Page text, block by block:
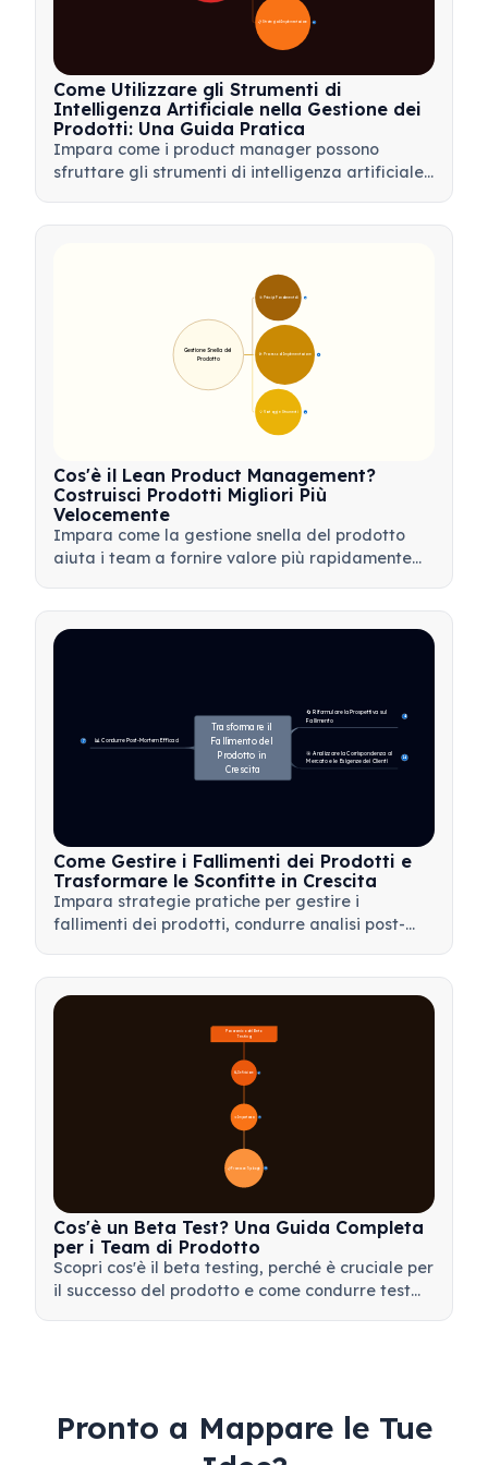
📋 Strategia di Implementazione
Come Utilizzare gli Strumenti di
Intelligenza Artificiale nella Gestione dei
Prodotti: Una Guida Pratica
Impara come i product manager possono
sfruttare gli strumenti di intelligenza artificiale
🎯 Principi Fondamentali 9
🛠️ Processo di Implementazione
💡 Vantaggi e Strumenti 17
Gestione Snella del
Prodotto
Cos'è il Lean Product Management?
Costruisci Prodotti Migliori Più
Velocemente
Impara come la gestione snella del prodotto
aiuta i team a fornire valore più rapidamente
più.
🔄 Riformulare la Prospettiva sul
Fallimento
4
📊 Condurre Post-Mortem Efficaci
7
🎯 Analizzare la Corrispondenza al
Mercato e le Esigenze dei Clienti
14
Trasformare il
Fallimento del
Prodotto in
Crescita
Come Gestire i Fallimenti dei Prodotti e
Trasformare le Sconfitte in Crescita
Impara strategie pratiche per gestire i
fallimenti dei prodotti, condurre analisi post-
apprendimento per il tuo team.
🔍 Definizione 4
🎯 Importanza
📋 Processo e Tipologie
Panoramica del Beta
Testing
Cos'è un Beta Test? Una Guida Completa
per i Team di Prodotto
Scopri cos'è il beta testing, perché è cruciale per
il successo del prodotto e come condurre test
Pronto a Mappare le Tue